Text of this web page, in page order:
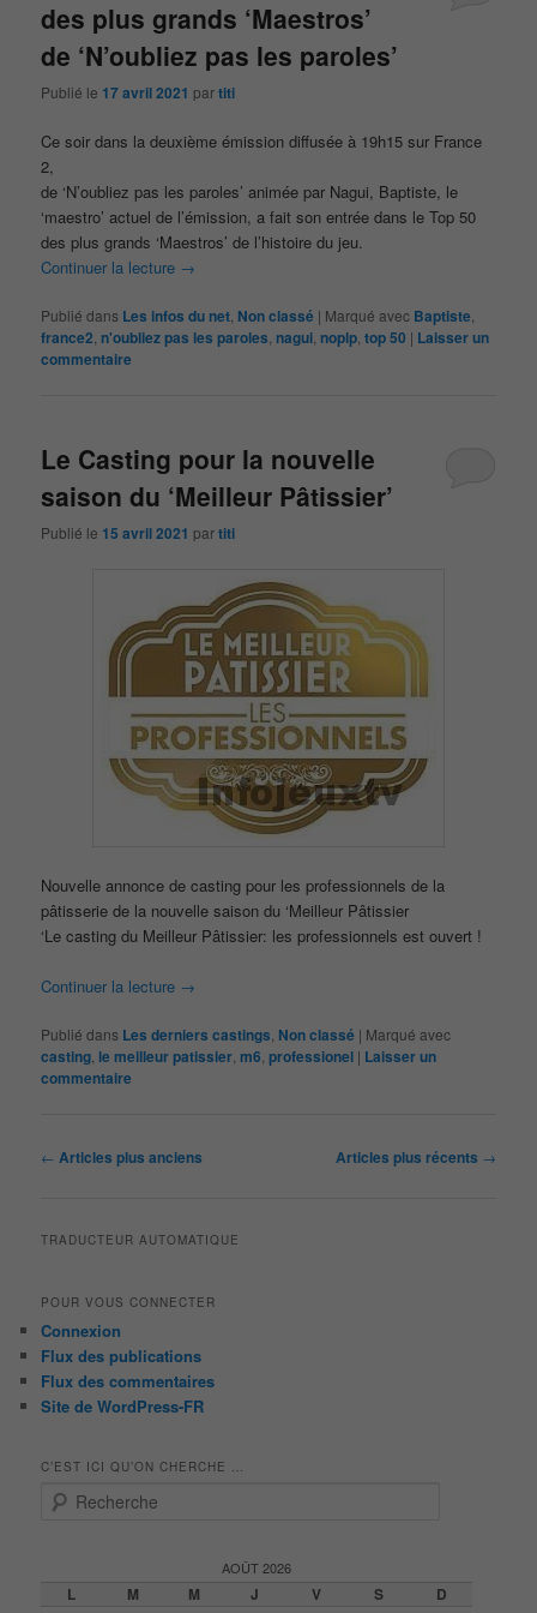
des plus grands ‘Maestros’
de ‘N’oubliez pas les paroles’
Publié le 17 avril 2021 partiti
Ce soir dans la deuxième émission diffusée à 19h15 sur France
2,
de ‘N’oubliez pas les paroles’ animée par Nagui, Baptiste, le
‘maestro’ actuel de l’émission, a fait son entrée dans le Top 50
des plus grands ‘Maestros’ de l’histoire du jeu.
Continuer la lecture →
Publié dans Les infos du net Non classé | Marqué avec Baptiste
france2 n'oubliez pas les paroles nagui noplp ,top 50 | Laisser un
commentaire
Le Casting pour la nouvelle
saison du ‘Meilleur Pâtissier’
Publié le 15 avril 2021 partiti
Nouvelle annonce de casting pour les professionnels de la
pâtisserie de la nouvelle saison du ‘Meilleur Pâtissier
‘Le casting du Meilleur Pâtissier: les professionnels est ouvert !
Continuer la lecture →
Publié dans Les derniers castings Non classé | Marqué avec
casting le meilleur patissier ,m6 ,professionel | Laisser un
commentaire
Navigation
← Articles plus anciens Articles plus récents →
TRADUCTEUR AUTOMATIQUE
POUR VOUS CONNECTER
Connexion
Flux des publications
Flux des commentaires
Site de WordPress-FR
C’EST ICI QU’ON CHERCHE …
AOÛT 2026
L M M J V S D